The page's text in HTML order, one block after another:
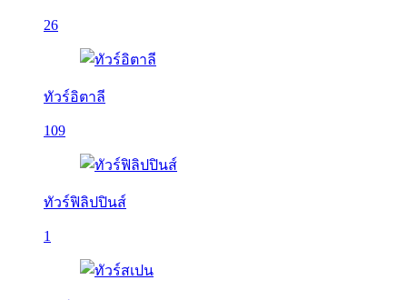
26
ทัวร์อิตาลี
109
ทัวร์ฟิลิปปินส์
1